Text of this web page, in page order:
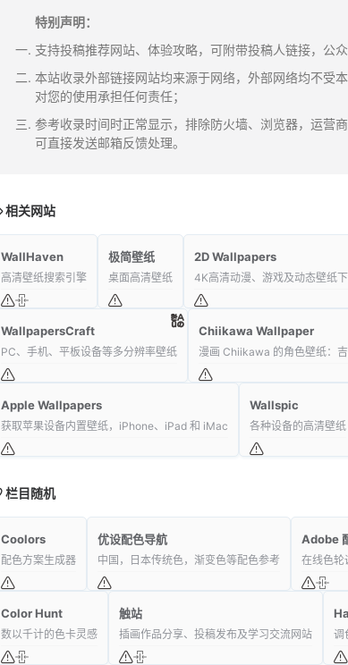
特别声明：
支持投稿推荐网站、体验攻略，可附带投稿人链接，公
本站收录外部链接网站均来源于网络，外部网络均不受
对您的使用承担任何责任；
参考收录时间时正常显示，排除防火墙、浏览器，运营
可直接发送邮箱反馈处理。
相关网站
WallHaven
高清壁纸搜索引擎
极简壁纸
桌面高清壁纸
2D Wallpapers
4K高清动漫、游戏及动态壁纸
WallpapersCraft
PC、手机、平板设备等多分辨率壁纸
Chiikawa Wallpaper
漫画 Chiikawa 的角色壁纸：
Apple Wallpapers
获取苹果设备内置壁纸，iPhone、iPad 和 iMac
Wallspic
各种设备的高清壁纸
栏目随机
Coolors
配色方案生成器
优设配色导航
中国，日本传统色，渐变色等配色参考
Adobe
在线色轮
Color Hunt
数以千计的色卡灵感
触站
插画作品分享、投稿发布及学习交流网站 调